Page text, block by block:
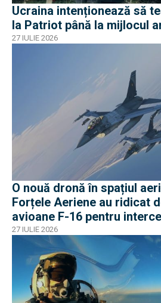
Ucraina intenționează să
la Patriot până la mijlocul
27 IULIE 2026
O nouă dronă în spațiul
Forțele Aeriene au ridicat
avioane F-16 pentru
27 IULIE 2026